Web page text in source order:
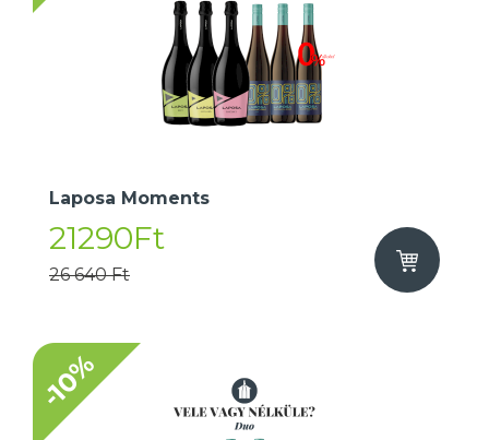
Laposa Moments
21290Ft
26 640 Ft
-10%